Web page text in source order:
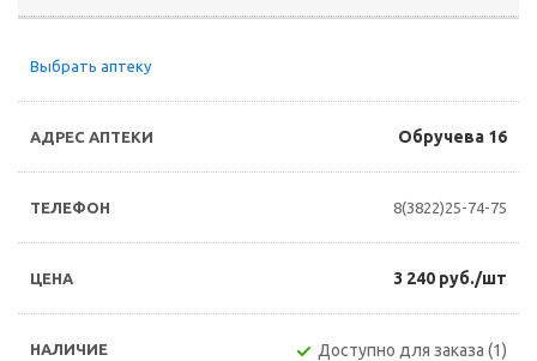
Выбрать аптеку
Обручева 16
8(3822)25-74-75
3 240 руб./шт
Доступно для заказа (1)